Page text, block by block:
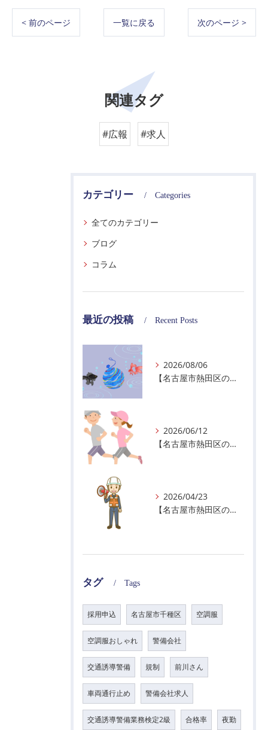
< 前のページ 一覧に戻る 次のページ >
関連タグ
#広報 #求人
カテゴリー Categories
全てのカテゴリー
ブログ
コラム
最近の投稿 Recent Posts
2026/08/06
【名古屋市熱田区の警備会社】夏季休業のお知らせ
2026/06/12
【名古屋市熱田区の警備会社】暑熱順化で熱中症対策を！
2026/04/23
【名古屋市熱田区の警備会社】GWの面接状況について！
タグ Tags
採用申込 名古屋市千種区 空調服
空調服おしゃれ 警備会社
交通誘導警備 規制 前川さん
車両通行止め 警備会社求人
交通誘導警備業務検定2級 合格率 夜勤